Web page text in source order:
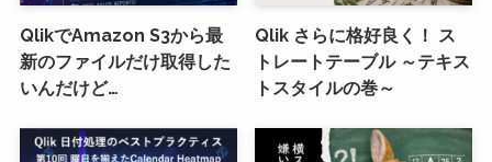
QlikでAmazon S3から最
新のファイルだけ取得した
いんだけど…
Qlik さらに格好良く！ ス
トレートテーブル ～テキス
トスタイルの巻～